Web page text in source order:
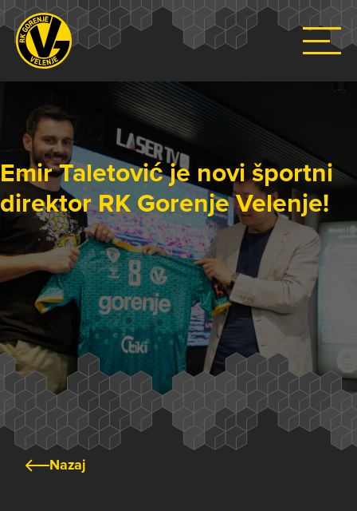
Emir Taletović je novi športni
direktor RK Gorenje Velenje!
Nazaj